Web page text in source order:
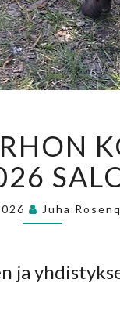
16.5.2026
SALOSSA
Juha